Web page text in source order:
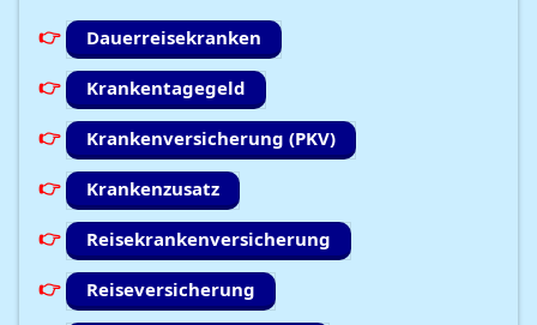
Dauerreisekranken
Krankentagegeld
Krankenversicherung (PKV)
Krankenzusatz
Reisekrankenversicherung
Reiseversicherung